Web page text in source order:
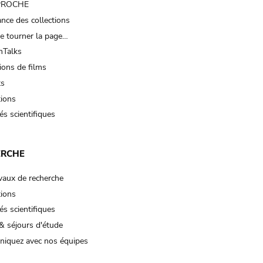
des collections
tourner la page…
de films
scientifiques
de recherche
scientifiques
séjours d'étude
avec nos équipes